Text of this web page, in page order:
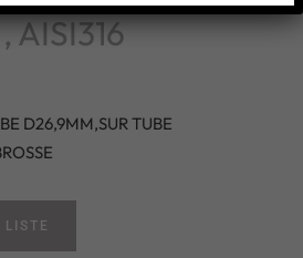
AISI316
D26,9MM,SUR TUBE